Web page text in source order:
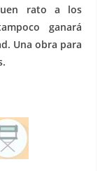
rato a los
ganará
Una obra para